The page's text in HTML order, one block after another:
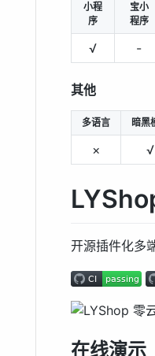
小程
序
宝小
程序
√ -
其他
多语言 暗黑
× √
开源插件化多
在线演示